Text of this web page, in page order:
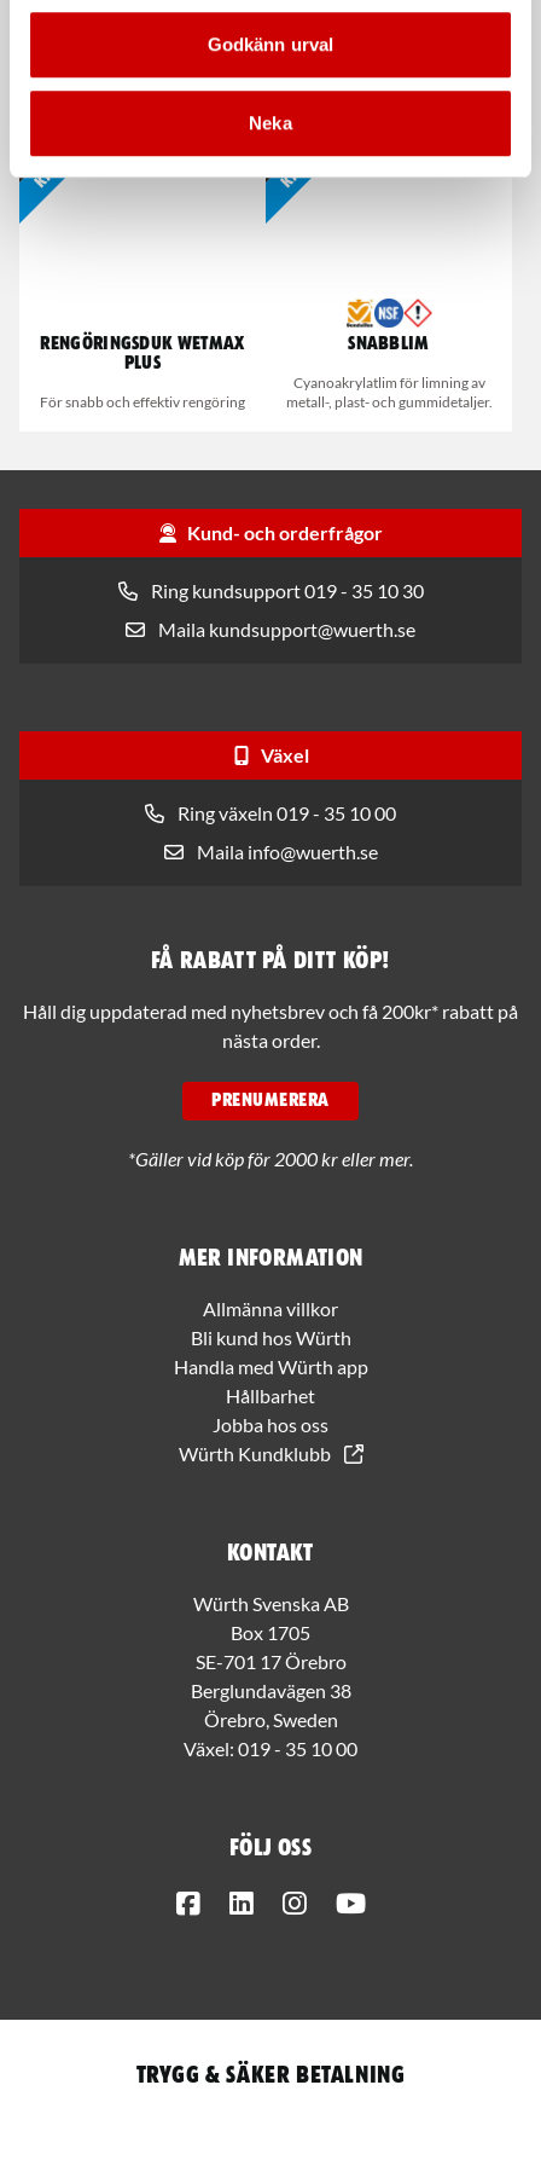
Godkänn urval
Neka
Våtservett för glasögon
Kampanj
Rengöringsduk Wetmax
Plus
För snabb och effektiv rengöring
Kampanj
Snabblim
Cyanoakrylatlim för limning av
metall-, plast- och gummidetaljer.
Kund- och orderfrågor
Ring kundsupport 019 - 35 10 30
Maila kundsupport@wuerth.se
Växel
Ring växeln 019 - 35 10 00
Maila info@wuerth.se
Mer information
Allmänna villkor
Bli kund hos Würth
Handla med Würth app
Hållbarhet
Jobba hos oss
Würth Kundklubb
Kontakt
Würth Svenska AB
Box 1705
SE-701 17 Örebro
Berglundavägen 38
Örebro, Sweden
Växel: 019 - 35 10 00
Följ oss
FacebookLinkedInInstagram
Få rabatt på ditt köp!
Håll dig uppdaterad med nyhetsbrev och få 200kr* rabatt på
nästa order.
PRENUMERERA
*Gäller vid köp för 2000 kr eller mer.
Trygg & säker betalning